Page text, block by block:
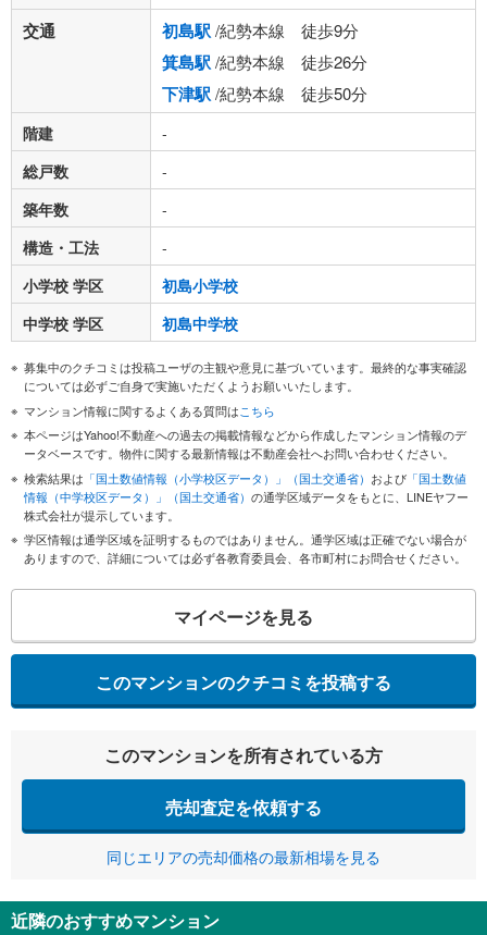
交通 初島駅/紀勢本線 徒歩9分
箕島駅/紀勢本線 徒歩26分
下津駅/紀勢本線 徒歩50分
階建
-
総戸数
-
築年数
-
構造・工法
-
小学校 学区
初島小学校
中学校 学区
初島中学校
募集中のクチコミは投稿ユーザの主観や意見に基づいています。最終的な事実確認
については必ずご自身で実施いただくようお願いいたします。
マンション情報に関するよくある質問はこちら
本ページはYahoo!不動産への過去の掲載情報などから作成したマンション情報のデ
ータベースです。物件に関する最新情報は不動産会社へお問い合わせください。
検索結果は 「国土数値情報（小学校区データ）」（国土交通省） および 「国土数値
情報（中学校区データ）」（国土交通省） の通学区域データをもとに、LINEヤフー
株式会社が提示しています。
学区情報は通学区域を証明するものではありません。通学区域は正確でない場合が
ありますので、詳細については必ず各教育委員会、各市町村にお問合せください。
マイページを見る
このマンションのクチコミを投稿する
このマンションを所有されている方
売却査定を依頼する
同じエリアの売却価格の最新相場を見る
近隣のおすすめマンション